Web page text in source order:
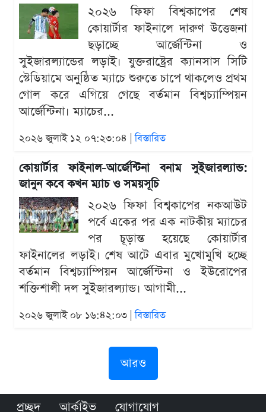
২০২৬ ফিফা বিশ্বকাপের শেষ
কোয়ার্টার ফাইনালে দারুণ উত্তেজনা
ছড়াচ্ছে আর্জেন্টিনা ও
সুইজারল্যান্ডের লড়াই। যুক্তরাষ্ট্রের ক্যানসাস সিটি
স্টেডিয়ামে অনুষ্ঠিত ম্যাচে শুরুতে চাপে থাকলেও প্রথম
গোল করে এগিয়ে গেছে বর্তমান বিশ্বচ্যাম্পিয়ন
আর্জেন্টিনা। ম্যাচের...
২০২৬ জুলাই ১২ ০৭:২৩:০৪ |বিস্তারিত
কোয়ার্টার ফাইনাল-আর্জেন্টিনা বনাম সুইজারল্যান্ড:
জানুন কবে কখন ম্যাচ ও সময়সূচি
২০২৬ ফিফা বিশ্বকাপের নকআউট
পর্বে একের পর এক নাটকীয় ম্যাচের
পর চূড়ান্ত হয়েছে কোয়ার্টার
ফাইনালের লড়াই। শেষ আটে এবার মুখোমুখি হচ্ছে
বর্তমান বিশ্বচ্যাম্পিয়ন আর্জেন্টিনা ও ইউরোপের
শক্তিশালী দল সুইজারল্যান্ড। আগামী...
২০২৬ জুলাই ০৮ ১৬:৪২:০৩ |বিস্তারিত
আরও
প্রচ্ছদ আর্কাইভ যোগাযোগ